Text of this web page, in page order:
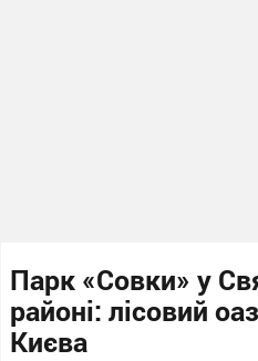
Парк «Совки» у
районі: лісовий
Києва